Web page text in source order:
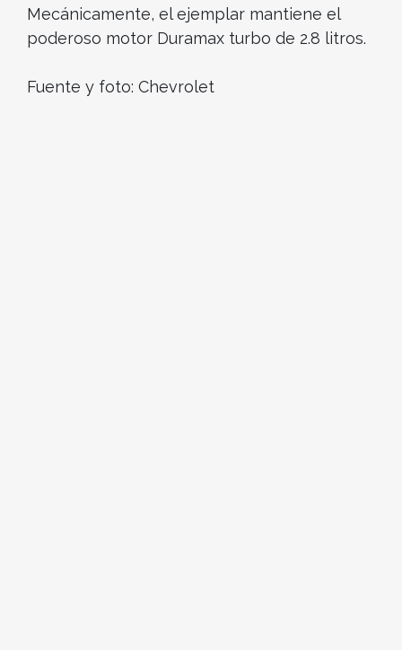
Mecánicamente, el ejemplar mantiene el
poderoso motor Duramax turbo de 2.8 litros.
Fuente y foto: Chevrolet